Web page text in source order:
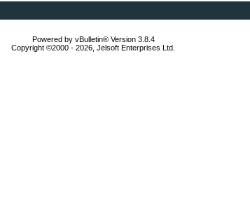
Powered by vBulletin® Version 3.8.4
Copyright ©2000 - 2026, Jelsoft Enterprises Ltd.